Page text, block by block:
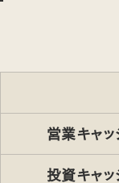
営業キャッ
投資キャッ